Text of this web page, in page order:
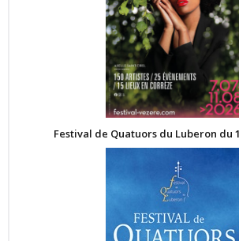
Festival de Quatuors du Luberon du